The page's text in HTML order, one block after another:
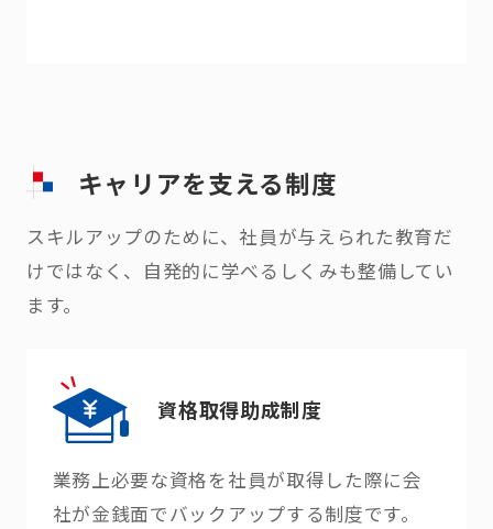
キャリアを支える制度
スキルアップのために、社員が与えられた教育だ
けではなく、自発的に学べるしくみも整備してい
ます。
資格取得助成制度
業務上必要な資格を社員が取得した際に会
社が金銭面でバックアップする制度です。